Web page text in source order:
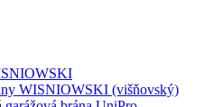
WISNIOWSKI (višňovský)